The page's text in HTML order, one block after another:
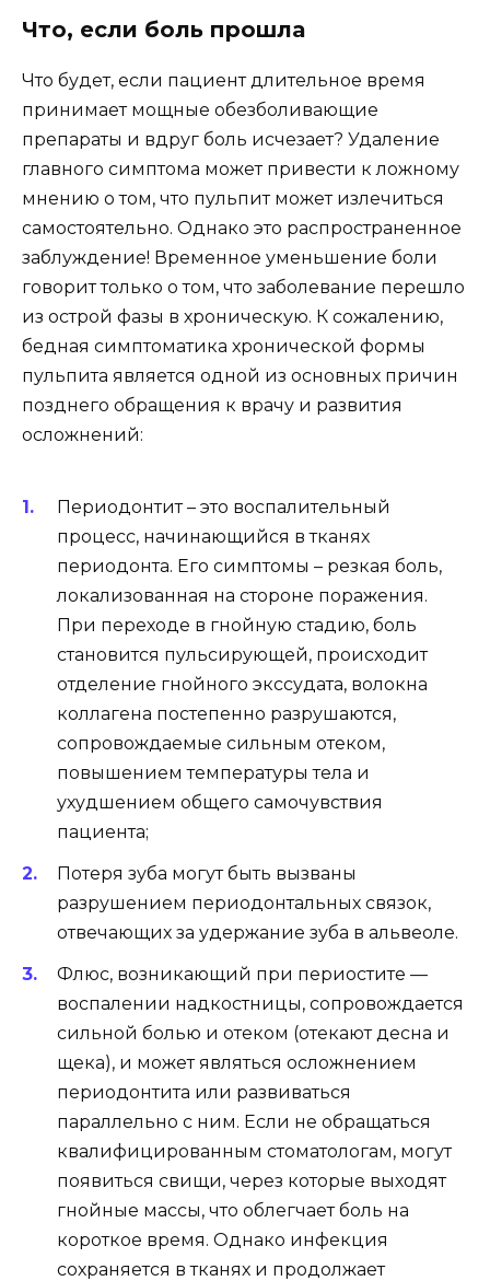
Что, если боль прошла
Что будет, если пациент длительное время
принимает мощные обезболивающие
препараты и вдруг боль исчезает? Удаление
главного симптома может привести к ложному
мнению о том, что пульпит может излечиться
самостоятельно. Однако это распространенное
заблуждение! Временное уменьшение боли
говорит только о том, что заболевание перешло
из острой фазы в хроническую. К сожалению,
бедная симптоматика хронической формы
пульпита является одной из основных причин
позднего обращения к врачу и развития
осложнений:
Периодонтит – это воспалительный
процесс, начинающийся в тканях
периодонта. Его симптомы – резкая боль,
локализованная на стороне поражения.
При переходе в гнойную стадию, боль
становится пульсирующей, происходит
отделение гнойного экссудата, волокна
коллагена постепенно разрушаются,
сопровождаемые сильным отеком,
повышением температуры тела и
ухудшением общего самочувствия
пациента;
Потеря зуба могут быть вызваны
разрушением периодонтальных связок,
отвечающих за удержание зуба в альвеоле.
Флюс, возникающий при периостите —
воспалении надкостницы, сопровождается
сильной болью и отеком (отекают десна и
щека), и может являться осложнением
периодонтита или развиваться
параллельно с ним. Если не обращаться
квалифицированным стоматологам, могут
появиться свищи, через которые выходят
гнойные массы, что облегчает боль на
короткое время. Однако инфекция
сохраняется в тканях и продолжает